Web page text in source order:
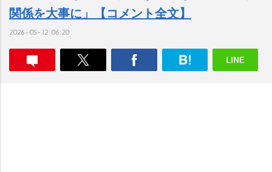
関係を大事に」【コメント全文】
2026-05-12 06:20